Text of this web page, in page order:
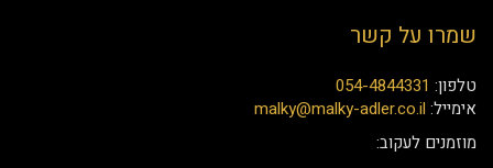
שמרו על קשר
טלפון: 054-4844331
אימייל: malky@malky-adler.co.il
מוזמנים לעקוב: